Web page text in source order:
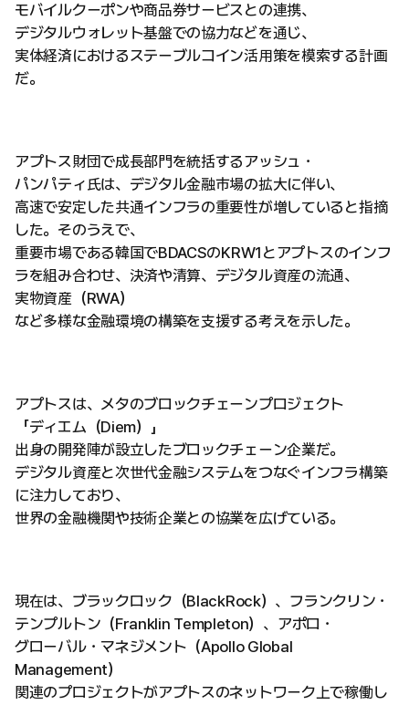
モバイルクーポンや商品券サービスとの連携、
デジタルウォレット基盤での協力などを通じ、
実体経済におけるステーブルコイン活用策を模索する計画
だ。
アプトス財団で成長部門を統括するアッシュ・
パンパティ氏は、デジタル金融市場の拡大に伴い、
高速で安定した共通インフラの重要性が増していると指摘
した。そのうえで、
重要市場である韓国でBDACSのKRW1とアプトスのインフ
ラを組み合わせ、決済や清算、デジタル資産の流通、
実物資産（RWA）
など多様な金融環境の構築を支援する考えを示した。
アプトスは、メタのブロックチェーンプロジェクト
「ディエム（Diem）」
出身の開発陣が設立したブロックチェーン企業だ。
デジタル資産と次世代金融システムをつなぐインフラ構築
に注力しており、
世界の金融機関や技術企業との協業を広げている。
現在は、ブラックロック（BlackRock）、フランクリン・
テンプルトン（Franklin Templeton）、アポロ・
グローバル・マネジメント（Apollo Global
Management）
関連のプロジェクトがアプトスのネットワーク上で稼働し